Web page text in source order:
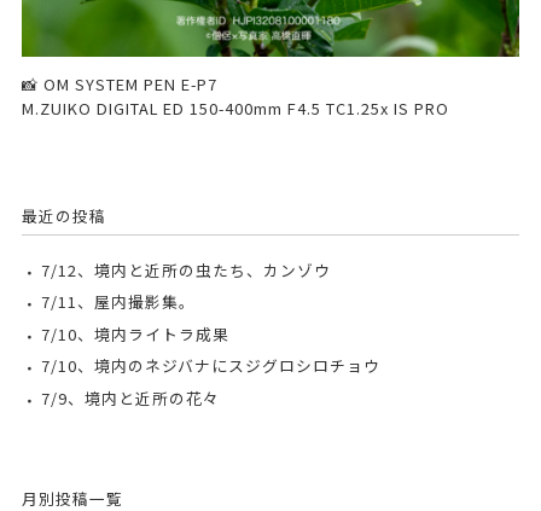
📸 OM SYSTEM PEN E-P7
M.ZUIKO DIGITAL ED 150-400mm F4.5 TC1.25x IS PRO
最近の投稿
7/12、境内と近所の虫たち、カンゾウ
7/11、屋内撮影集。
7/10、境内ライトラ成果
7/10、境内のネジバナにスジグロシロチョウ
7/9、境内と近所の花々
月別投稿一覧